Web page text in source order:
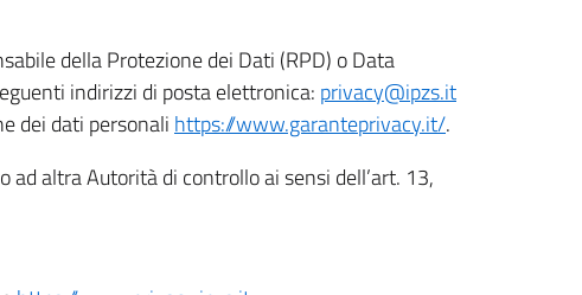
della Protezione dei Dati (RPD) o Data
indirizzi di posta elettronica: privacy@ipzs.it
dei dati personali https://www.garanteprivacy.it/.
altra Autorità di controllo ai sensi dell’art. 13,